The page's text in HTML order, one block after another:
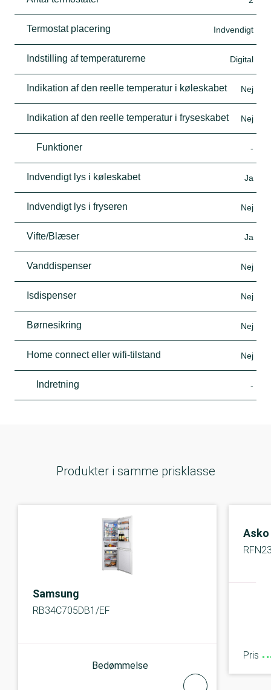
Termostat placering Indvendigt
Indstilling af temperaturerne Digital
Indikation af den reelle temperatur i køleskabet Nej
Indikation af den reelle temperatur i fryseskabet Nej
Funktioner -
Indvendigt lys i køleskabet Ja
Indvendigt lys i fryseren Nej
Vifte/Blæser Ja
Vanddispenser Nej
Isdispenser Nej
Børnesikring Nej
Home connect eller wifi-tilstand Nej
Indretning -
Produkter i samme prisklasse
Samsung
RB34C705DB1/EF
Bedømmelse
Asko
Pris